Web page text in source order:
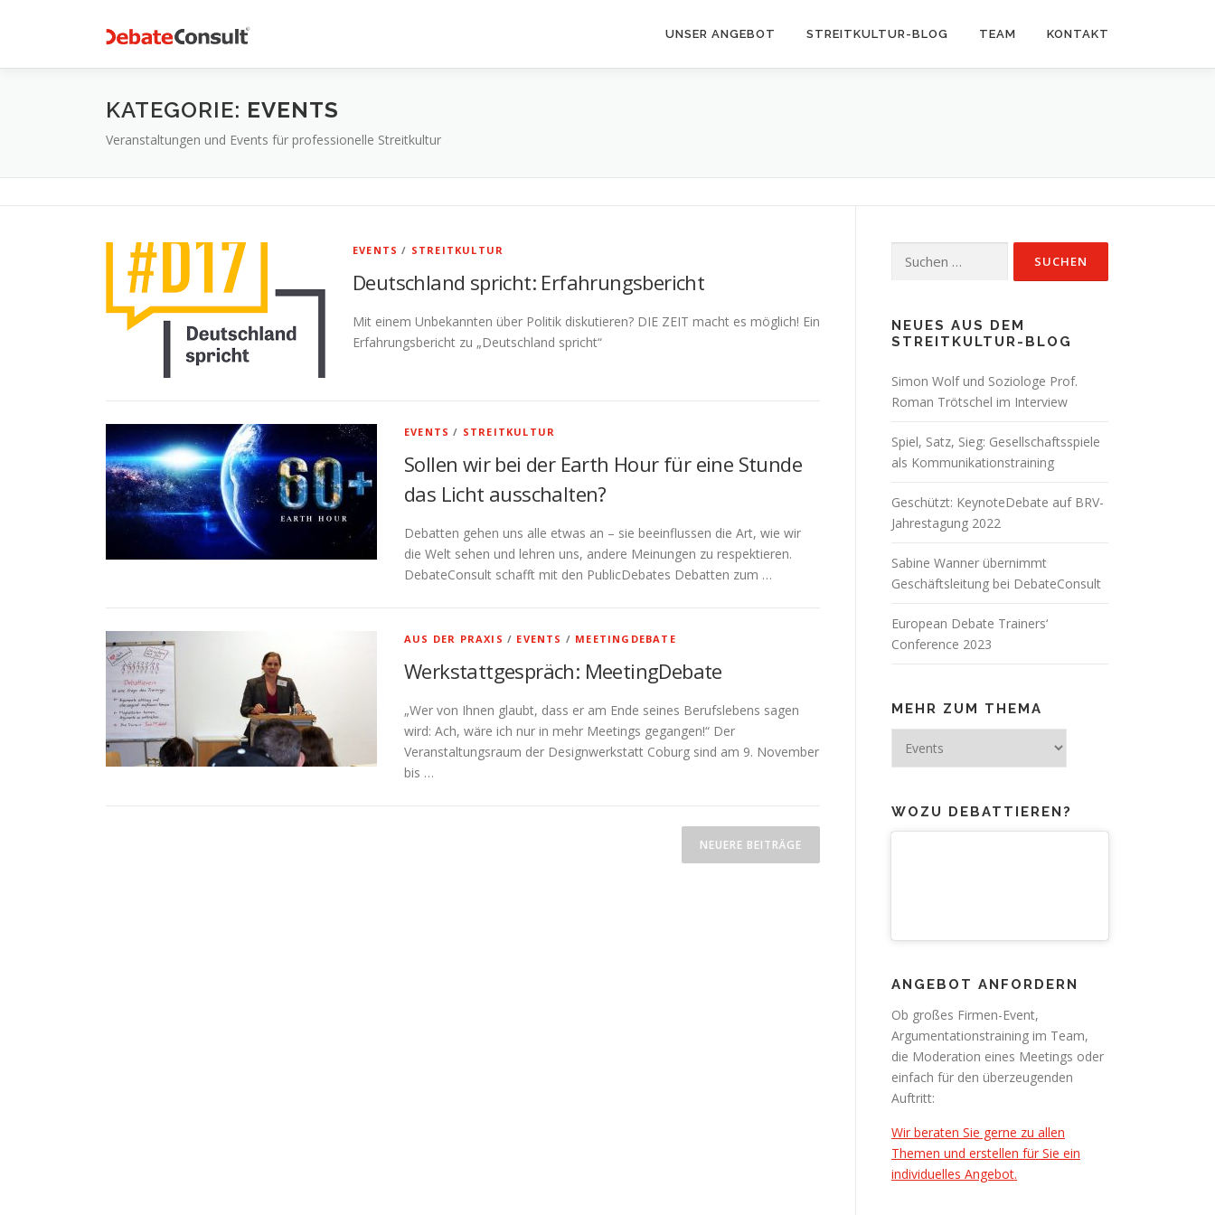
UNSER ANGEBOT STREITKULTUR-BLOG TEAM KONTAKT
KATEGORIE: EVENTS
Veranstaltungen und Events für professionelle Streitkultur
EVENTS / STREITKULTUR
Deutschland spricht: Erfahrungsbericht
Mit einem Unbekannten über Politik diskutieren? DIE ZEIT macht es möglich! Ein
Erfahrungsbericht zu „Deutschland spricht“
EVENTS / STREITKULTUR
Sollen wir bei der Earth Hour für eine Stunde
das Licht ausschalten?
Debatten gehen uns alle etwas an – sie beeinflussen die Art, wie wir
die Welt sehen und lehren uns, andere Meinungen zu respektieren.
DebateConsult schafft mit den PublicDebates Debatten zum …
AUS DER PRAXIS / EVENTS / MEETINGDEBATE
Werkstattgespräch: MeetingDebate
„Wer von Ihnen glaubt, dass er am Ende seines Berufslebens sagen
wird: Ach, wäre ich nur in mehr Meetings gegangen!“ Der
Veranstaltungsraum der Designwerkstatt Coburg sind am 9. November
bis …
NEUERE BEITRÄGE
nach:
NEUES AUS DEM
STREITKULTUR-BLOG
Simon Wolf und Soziologe Prof.
Roman Trötschel im Interview
Spiel, Satz, Sieg: Gesellschaftsspiele
als Kommunikationstraining
Geschützt: KeynoteDebate auf BRV-
Jahrestagung 2022
Sabine Wanner übernimmt
Geschäftsleitung bei DebateConsult
European Debate Trainers‘
Conference 2023
MEHR ZUM THEMA
zum
WOZU DEBATTIEREN?
ANGEBOT ANFORDERN
Ob großes Firmen-Event,
Argumentationstraining im Team,
die Moderation eines Meetings oder
einfach für den überzeugenden
Auftritt:
Wir beraten Sie gerne zu allen
Themen und erstellen für Sie ein
individuelles Angebot.